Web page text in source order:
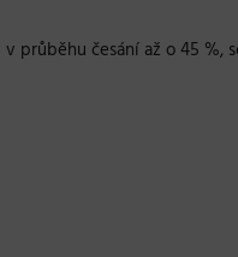
česání až o 45 %,